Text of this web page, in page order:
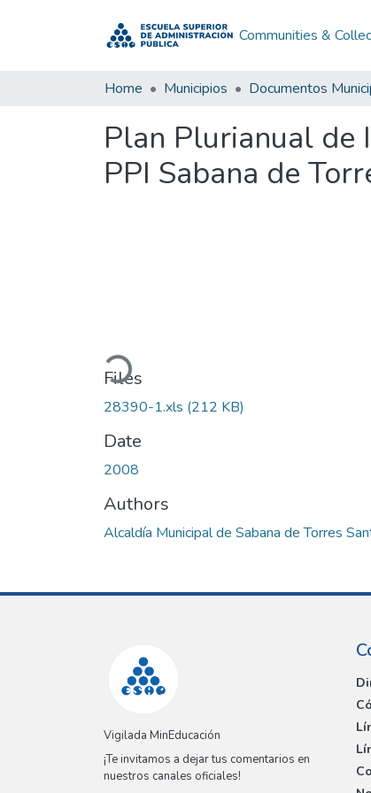
Communities &
Home Municipios Documentos
Plan Plurianual de
PPI Sabana de
Loading...
Files
28390-1.xls (212 KB)
Date
2008
Authors
Alcaldía Municipal de Sabana de Torres
Vigilada MinEducación
¡Te invitamos a dejar tus comentarios en
nuestros canales oficiales!